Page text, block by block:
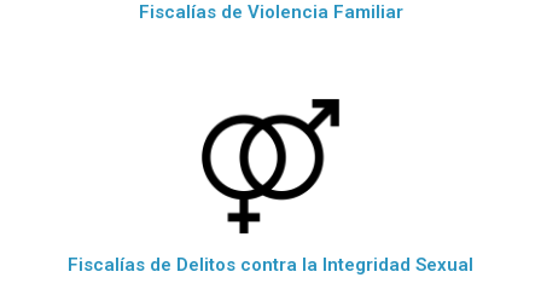
Fiscalías de Violencia Familiar
Fiscalías de Delitos contra la Integridad Sexual